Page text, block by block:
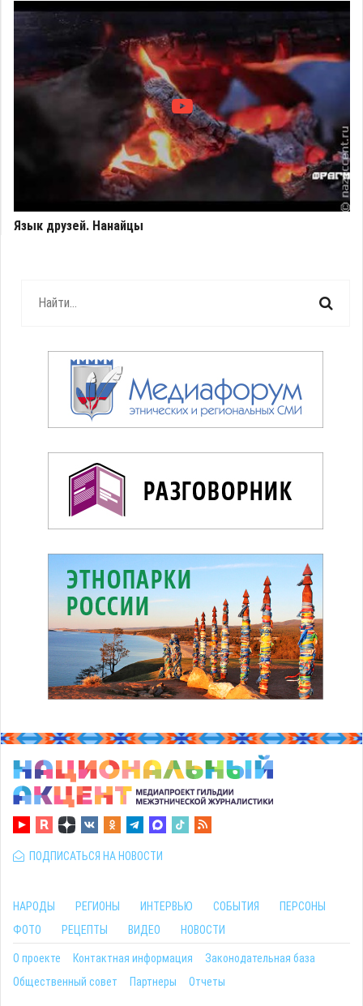
Язык друзей. Нанайцы
ПОДПИСАТЬСЯ НА НОВОСТИ
НАРОДЫ РЕГИОНЫ ИНТЕРВЬЮ СОБЫТИЯ
ПЕРСОНЫ
ФОТО
РЕЦЕПТЫ ВИДЕО НОВОСТИ
О проекте Контактная информация
Законодательная база
Общественный совет
Партнеры Отчеты